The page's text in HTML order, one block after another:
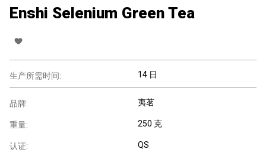
Enshi Selenium Green Tea
生产所需时间: 14 日
品牌: 夷茗
重量: 250 克
认证: QS